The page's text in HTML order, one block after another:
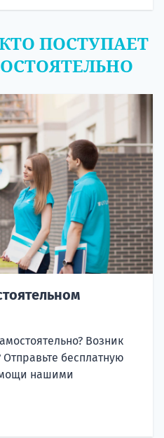
ПОСТУПАЕТ
Возник
бесплатную
нашими